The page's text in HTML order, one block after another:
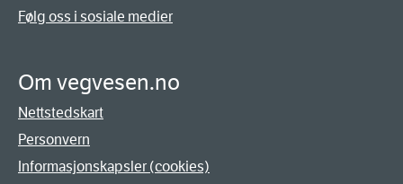
Følg oss i sosiale medier
Om vegvesen.no
Nettstedskart
Personvern
Informasjonskapsler (cookies)